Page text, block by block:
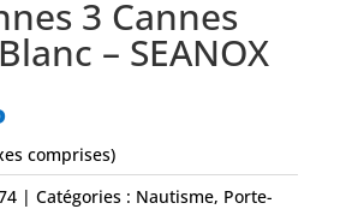
3 Cannes
– SEANOX
comprises)
Catégories : Nautisme, Porte-